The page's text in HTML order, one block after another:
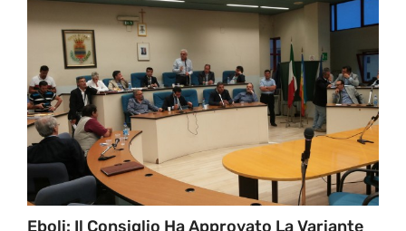
Eboli: Il Consiglio Ha Approvato La Variante